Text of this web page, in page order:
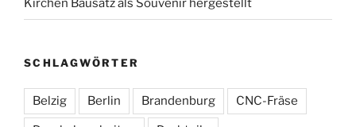
Kirchen Bausatz als Souvenir hergestellt
SCHLAGWÖRTER
Belzig Berlin Brandenburg CNC-Fräse